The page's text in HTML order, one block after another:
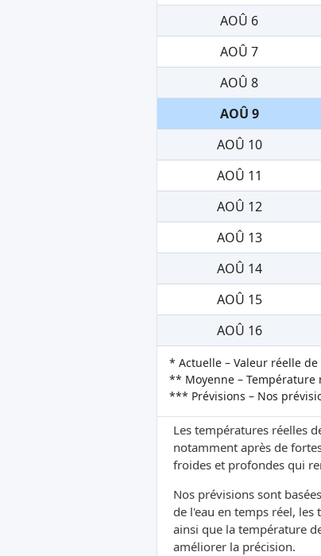
AOÛ 6
AOÛ 7
AOÛ 8
AOÛ 9
AOÛ 10
AOÛ 11
AOÛ 12
AOÛ 13
AOÛ 14
AOÛ 15
AOÛ 16
* Actuelle – Valeur réelle
** Moyenne – Température
*** Prévisions – Nos
Les températures réelles
notamment après de
froides et profondes qui
Nos prévisions sont
de l'eau en temps réel,
ainsi que la température
améliorer la précision.